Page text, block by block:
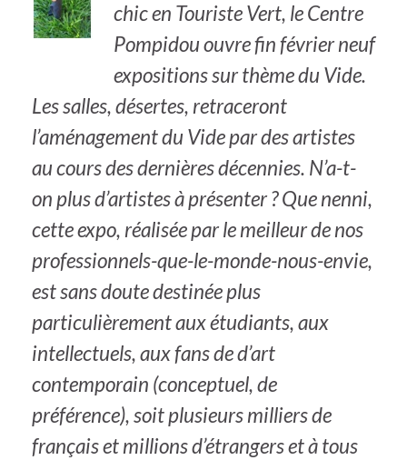
chic en Touriste Vert, le Centre
Pompidou ouvre fin février neuf
expositions sur thème du Vide.
Les salles, désertes, retraceront
l’aménagement du Vide par des artistes
au cours des dernières décennies. N’a-t-
on plus d’artistes à présenter ? Que nenni,
cette expo, réalisée par le meilleur de nos
professionnels-que-le-monde-nous-envie,
est sans doute destinée plus
particulièrement aux étudiants, aux
intellectuels, aux fans de d’art
contemporain (conceptuel, de
préférence), soit plusieurs milliers de
français et millions d’étrangers et à tous